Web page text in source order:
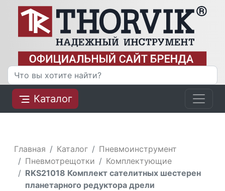
Каталог
Главная Каталог
Пневмоинструмент
Пневмотрещотки
Комплектующие
RKS21018 Комплект сателитных шестерен
планетарного редуктора дрели